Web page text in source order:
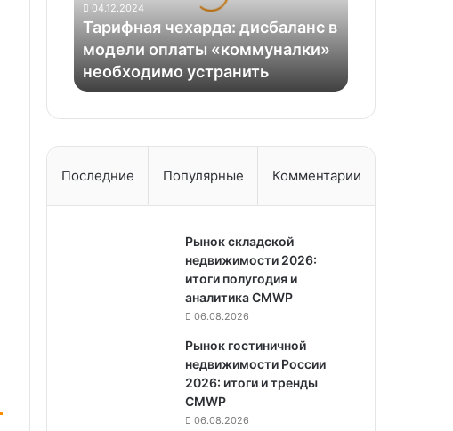
«коммуналки»
необходимо
устранить
04.12.2024
Тарифная чехарда: дисбаланс в
модели оплаты «коммуналки»
необходимо устранить
Последние Популярные Комментарии
Рынок складской
недвижимости 2026:
итоги полугодия и
аналитика CMWP
06.08.2026
Рынок гостиничной
недвижимости России
2026: итоги и тренды
CMWP
06.08.2026